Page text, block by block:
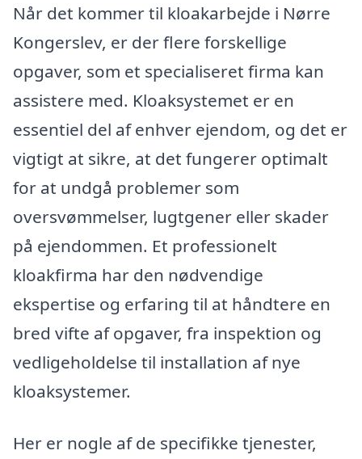
Når det kommer til kloakarbejde i Nørre
Kongerslev, er der flere forskellige
opgaver, som et specialiseret firma kan
assistere med. Kloaksystemet er en
essentiel del af enhver ejendom, og det er
vigtigt at sikre, at det fungerer optimalt
for at undgå problemer som
oversvømmelser, lugtgener eller skader
på ejendommen. Et professionelt
kloakfirma har den nødvendige
ekspertise og erfaring til at håndtere en
bred vifte af opgaver, fra inspektion og
vedligeholdelse til installation af nye
kloaksystemer.
Her er nogle af de specifikke tjenester,